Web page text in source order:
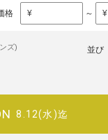
格 ¥ ～ ¥
ズ) 並び
8.12(水)迄